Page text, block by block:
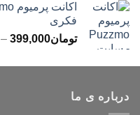
فکری
تومان399,000
–
درباره ی ما